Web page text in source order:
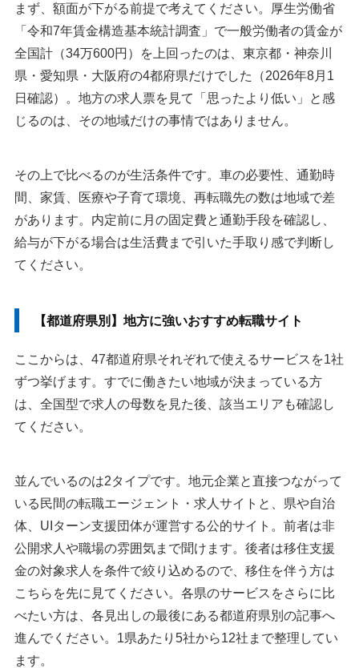
まず、額面が下がる前提で考えてください。厚生労働省
「令和7年賃金構造基本統計調査」で一般労働者の賃金が
全国計（34万600円）を上回ったのは、東京都・神奈川
県・愛知県・大阪府の4都府県だけでした（2026年8月1
日確認）。地方の求人票を見て「思ったより低い」と感
じるのは、その地域だけの事情ではありません。
その上で比べるのが生活条件です。車の必要性、通勤時
間、家賃、医療や子育て環境、再転職先の数は地域で差
があります。内定前に月の固定費と通勤手段を確認し、
給与が下がる場合は生活費まで引いた手取り感で判断し
てください。
【都道府県別】地方に強いおすすめ転職サイト
ここからは、47都道府県それぞれで使えるサービスを1社
ずつ挙げます。すでに働きたい地域が決まっている方
は、全国型で求人の母数を見た後、該当エリアも確認し
てください。
並んでいるのは2タイプです。地元企業と直接つながって
いる民間の転職エージェント・求人サイトと、県や自治
体、UIターン支援団体が運営する公的サイト。前者は非
公開求人や職場の雰囲気まで聞けます。後者は移住支援
金の対象求人を条件で絞り込めるので、移住を伴う方は
こちらを先に見てください。各県のサービスをさらに比
べたい方は、各見出しの最後にある都道府県別の記事へ
進んでください。1県あたり5社から12社まで整理してい
ます。